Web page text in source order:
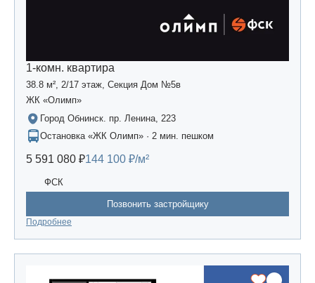
1-комн. квартира
38.8 м², 2/17 этаж, Секция Дом №5в
ЖК «Олимп»
Город Обнинск. пр. Ленина, 223
Остановка «ЖК Олимп» · 2 мин. пешком
5 591 080 ₽144 100 ₽/м²
ФСК
Позвонить застройщику
Подробнее